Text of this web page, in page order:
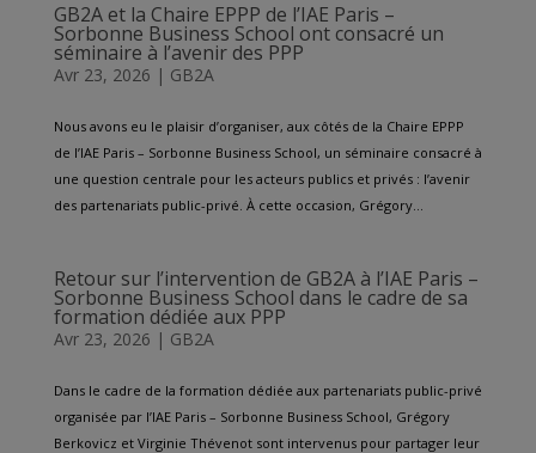
GB2A et la Chaire EPPP de l’IAE Paris –
Sorbonne Business School ont consacré un
séminaire à l’avenir des PPP
Avr 23, 2026 | GB2A
Nous avons eu le plaisir d’organiser, aux côtés de la Chaire EPPP
de l’IAE Paris – Sorbonne Business School, un séminaire consacré à
une question centrale pour les acteurs publics et privés : l’avenir
des partenariats public-privé. À cette occasion, Grégory...
Retour sur l’intervention de GB2A à l’IAE Paris –
Sorbonne Business School dans le cadre de sa
formation dédiée aux PPP
Avr 23, 2026 | GB2A
Dans le cadre de la formation dédiée aux partenariats public-privé
organisée par l’IAE Paris – Sorbonne Business School, Grégory
Berkovicz et Virginie Thévenot sont intervenus pour partager leur